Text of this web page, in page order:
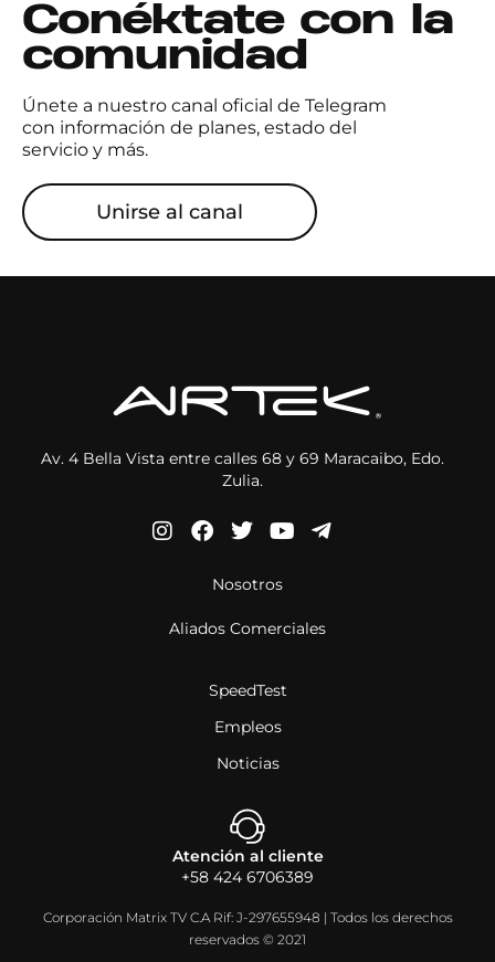
Conéktate con la
comunidad
Únete a nuestro canal oficial de Telegram
con información de planes, estado del
servicio y más.
Unirse al canal
Av. 4 Bella Vista entre calles 68 y 69 Maracaibo, Edo.
Zulia.
Nosotros
Aliados Comerciales
SpeedTest
Empleos
Noticias
Atención al cliente
+58 424 6706389
Corporación Matrix TV C.A Rif: J-297655948 | Todos los derechos
reservados © 2021